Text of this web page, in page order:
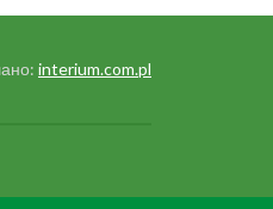
interium.com.pl